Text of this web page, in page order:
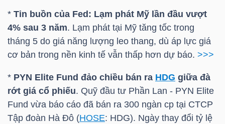
* Tin buồn của Fed: Lạm phát Mỹ lần đầu vượt
4% sau 3 năm. Lạm phát tại Mỹ tăng tốc trong
tháng 5 do giá năng lượng leo thang, dù áp lực giá
cơ bản trong nền kinh tế vẫn thấp hơn dự báo. >>>
* PYN Elite Fund đảo chiều bán ra HDG giữa đà
rớt giá cổ phiếu. Quỹ đầu tư Phần Lan - PYN Elite
Fund vừa báo cáo đã bán ra 300 ngàn cp tại CTCP
Tập đoàn Hà Đô (HOSE: HDG). Ngày thay đổi tỷ lệ
THẾ
GIỚI